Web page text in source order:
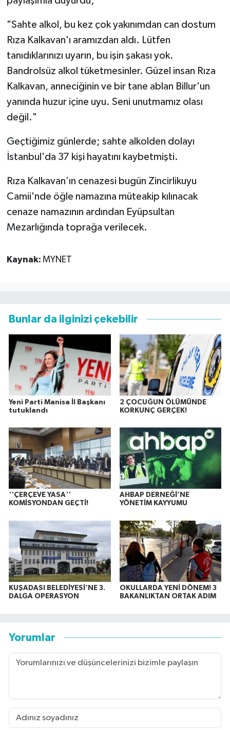
"Sahte alkol, bu kez çok yakınımdan can dostum
Rıza Kalkavan'ı aramızdan aldı. Lütfen
tanıdıklarınızı uyarın, bu işin şakası yok.
Bandrolsüz alkol tüketmesinler. Güzel insan Rıza
Kalkavan, anneciğinin ve bir tane ablan Billur'un
yanında huzur içine uyu. Seni unutmamız olası
değil."
Geçtiğimiz günlerde; sahte alkolden dolayı
İstanbul'da 37 kişi hayatını kaybetmişti.
Rıza Kalkavan’ın cenazesi bugün Zincirlikuyu
Camii'nde öğle namazına müteakip kılınacak
cenaze namazının ardından Eyüpsultan
Mezarlığında toprağa verilecek.
Kaynak: MYNET
Bunlar da ilginizi çekebilir
Yeni Parti Manisa İl Başkanı
tutuklandı
2 ÇOCUĞUN ÖLÜMÜNDE
KORKUNÇ GERÇEK!
''ÇERÇEVE YASA''
KOMİSYONDAN GEÇTİ!
AHBAP DERNEĞİ’NE
YÖNETİM KAYYUMU
KUŞADASI BELEDİYESİ'NE 3.
DALGA OPERASYON
OKULLARDA YENİ DÖNEM! 3
BAKANLIKTAN ORTAK ADIM
Yorumlar